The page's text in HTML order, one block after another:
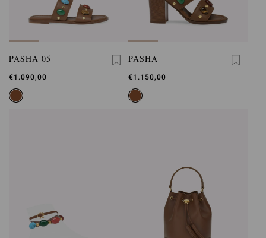
PASHA 05
€1.090,00
PASHA
€1.150,00